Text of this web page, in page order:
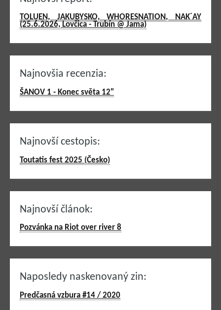
TOLUEN, JAKUBYSKO, WHORESNATION, NAK´AY
(25.6.2026, Lovčica - Trubín @ Jama)
Najnovšia recenzia:
ŠANOV 1 - Konec světa 12"
Najnovší cestopis:
Toutatis fest 2025 (Česko)
Najnovší článok:
Pozvánka na Riot over river 8
Naposledy naskenovaný zin:
Predčasná vzbura #14 / 2020